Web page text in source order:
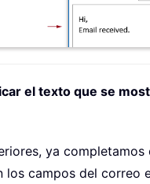
el texto que se
ya completamos
los campos del correo